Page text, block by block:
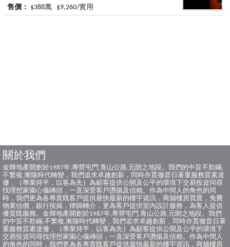
售價： $388萬 $9,260/實用
關於我們
金輝地產開創於1987年,專營屯門,青山公路,元朗之地段。我們的中旨不欺瞞,
不繁複,漸隨時代轉變，我們追求卓越創新，同時亦貫徹昔日著重服務質素達
優，｛專業持平，以客為先｝為顧客提供公開及公平的環境下交易投資同尋
找理想家園心儀磚頭，一直深受客戶讚揚及信賴。作為中間人的角色的同
時，我們更為各專貴既客戶提供最快最新的樓宇資訊，商舖樓房買賣，免費
物業估價，銀行按揭，律師轉介，更為客戶提供室內設計服務，為客人提供
優質既服務。金輝地產開創於1987年,專營屯門,青山公路,元朗之地段。我們
的中旨不欺瞞,不繁複,漸隨時代轉變，我們追求卓越創新，同時亦貫徹昔日著
重服務質素達優，｛專業持平，以客為先｝為顧客提供公開及公平的環境下
交易投資同尋找理想家園心儀磚頭，一直深受客戶讚揚及信賴。作為中間人
的角色的同時，我們更為各專貴既客戶提供最快最新的樓宇資訊，商舖樓房